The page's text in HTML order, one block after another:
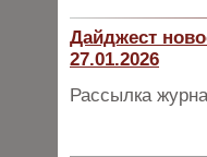
Дайджест
27.01.2026
Рассылка